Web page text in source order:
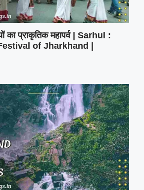
का प्राकृतिक महापर्व | Sarhul :
of Jharkhand |